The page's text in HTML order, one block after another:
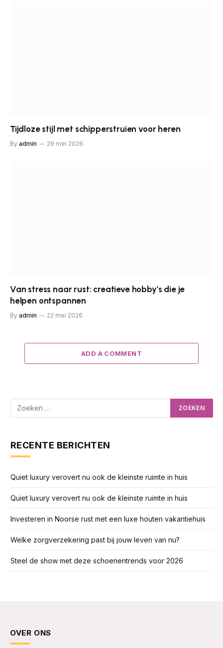
Tijdloze stijl met schipperstruien voor heren
By admin 29 mei 2026
Van stress naar rust: creatieve hobby’s die je
helpen ontspannen
By admin 22 mei 2026
ADD A COMMENT
RECENTE BERICHTEN
Quiet luxury verovert nu ook de kleinste ruimte in huis
Quiet luxury verovert nu ook de kleinste ruimte in huis
Investeren in Noorse rust met een luxe houten vakantiehuis
Welke zorgverzekering past bij jouw leven van nu?
Steel de show met deze schoenentrends voor 2026
OVER ONS